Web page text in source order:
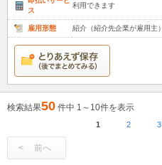
ス
利用できます
雇用形態 紹介（紹介先企業が雇用主）
検索結果50 件中 1～10件を表示
1 2 3
前へ